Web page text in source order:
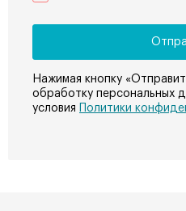
Нажимая кнопку
обработку персональных
условия
Политики